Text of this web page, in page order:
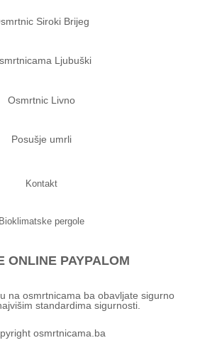
Siroki Brijeg
Ljubuški
Osmrtnic Livno
Posušje umrli
Kontakt
Bioklimatske pergole
ONLINE PAYPALOM
na osmrtnicama ba obavljate sigurno
standardima sigurnosti.
osmrtnicama.ba